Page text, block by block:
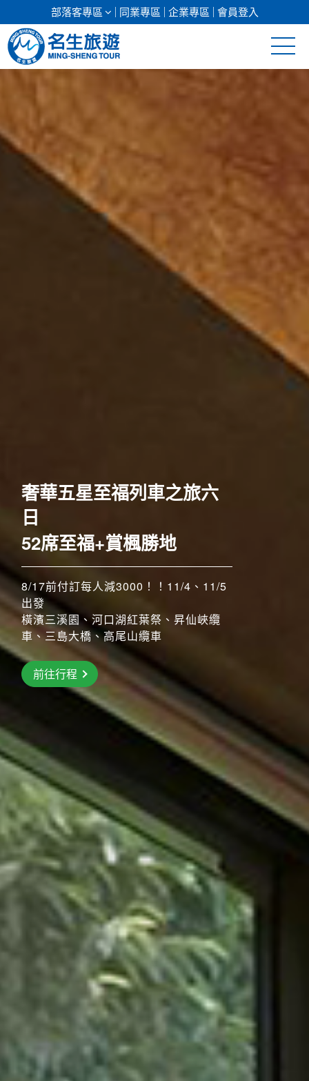
部落客專區 同業專區 企業專區 會員登入
郵輪假期
搶先GO
前往行程
奢華五星至福列車之旅六
日
52席至福+賞楓勝地
8/17前付訂每人減3000！！11/4、11/5
出發
橫濱三溪園、河口湖紅葉祭、昇仙峽纜
車、三島大橋、高尾山纜車
前往行程
[長榮]關西古都千年鵜飼巡
禮五日
傳承千年 鵜飼捕魚
前往行程